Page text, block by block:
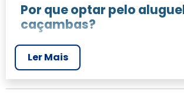
Por que optar pelo
caçambas?
Optar pelo aluguel de
remoção de entulho em
uma escolha prática e
Ler Mais